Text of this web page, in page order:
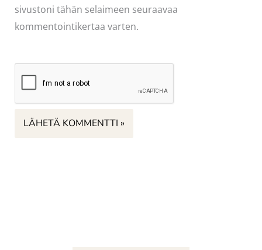
sivustoni tähän selaimeen seuraavaa
kommentointikertaa varten.